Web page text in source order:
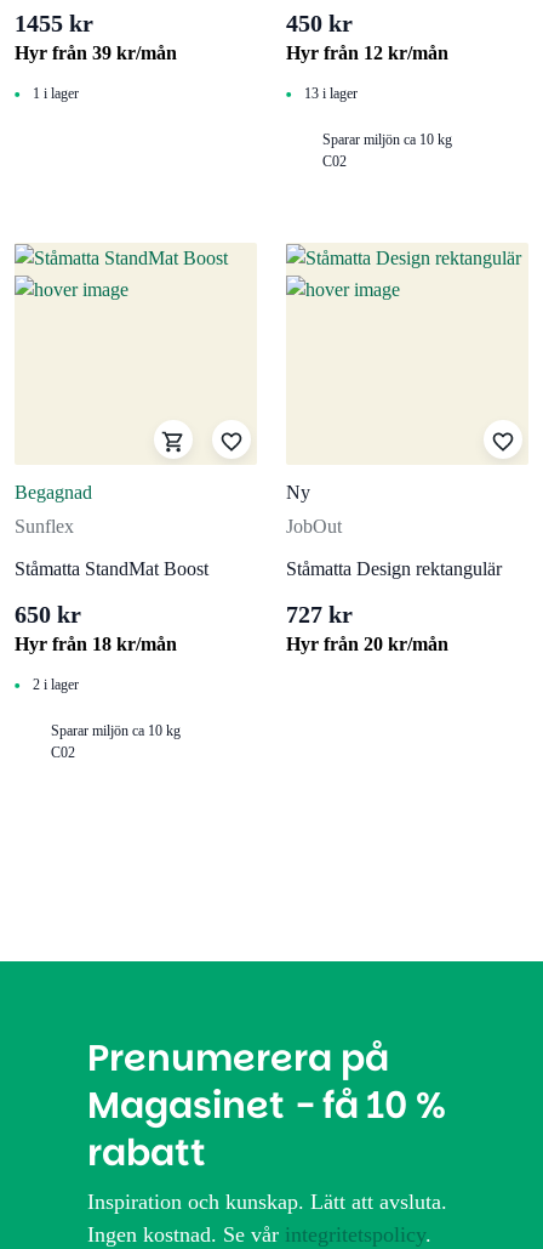
1455 kr
Hyr från 39 kr/mån
1 i lager
450 kr
Hyr från 12 kr/mån
13 i lager
Sparar miljön ca 10 kg
C02
Sunflex
Begagnad
Ståmatta StandMat Boost
650 kr
Hyr från 18 kr/mån
2 i lager
Sparar miljön ca 10 kg
C02
JobOut
Ny
Ståmatta Design rektangulär
727 kr
Hyr från 20 kr/mån
Prenumerera på
Magasinet - få 10 %
rabatt
Inspiration och kunskap. Lätt att avsluta.
Ingen kostnad. Se vår integritetspolicy.